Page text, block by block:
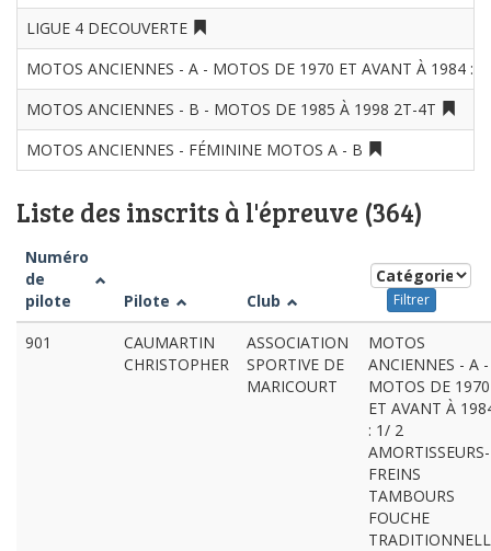
LIGUE 4 DECOUVERTE
MOTOS ANCIENNES - A - MOTOS DE 1970 ET AVANT À 1984 :
MOTOS ANCIENNES - B - MOTOS DE 1985 À 1998 2T-4T
MOTOS ANCIENNES - FÉMININE MOTOS A - B
Liste des inscrits à l'épreuve (364)
Numéro
de
pilote
Pilote Club Filtrer
901
CAUMARTIN
CHRISTOPHER
ASSOCIATION
SPORTIVE DE
MARICOURT
MOTOS
ANCIENNES - A -
MOTOS DE 1970
ET AVANT À
: 1/ 2
FREINS
TAMBOURS
FOUCHE